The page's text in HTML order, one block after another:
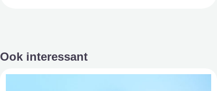
Ook interessant